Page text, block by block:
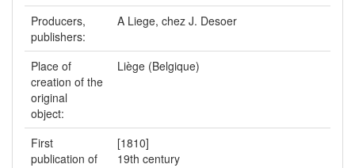
Producers,
publishers:
A Liege, chez J. Desoer
Place of
creation of the
original
object:
Liège (Belgique)
First
publication of
[1810]
19th century